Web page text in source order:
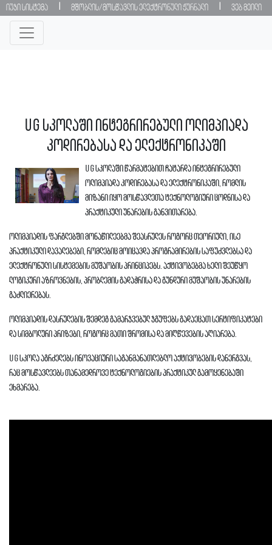
იუჯი სისტემა მშობლის/მოსწავლის ელექტრონული ჟურნალი ვებ მეილი
UG სკოლაში ინტეგრირებული ოლიმპიადა
კოდირებასა და ელექტრონიკაში
UG სკოლაში წარმატებით ჩატარდა ინტეგრირებული
ოლიმპიადა კოდირებასა და ელექტრონიკაში, რომლის
მიზანი იყო მოსწავლეთა ტექნოლოგიური ცოდნისა და
პრაქტიკული უნარების განვითარება.
ოლიმპიადის ფარგლებში მონაწილეებმა შეასრულეს როგორც თეორიული, ისე
პრაქტიკული დავალებები, რომლებიც მოიცავდა პროგრამირების საფუძვლებსა და
ელექტრონული სისტემების მუშაობის პრინციპებს. აქტივობებმა ხელი შეუწყო
ლოგიკური აზროვნების, პრობლემის გადაჭრისა და გუნდური მუშაობის უნარების
გაძლიერებას.
ოლიმპიადის დასრულების შემდეგ გამარჯვებულ ჯგუფებს გადაეცათ სერტიფიკატები
და სიმბოლური პრიზები, როგორც მათი შრომისა და მიღწევების აღიარება.
UG სკოლა აგრძელებს ინოვაციური საგანმანათლებლო აქტივობების დანერგვას,
რაც მოსწავლეებს თანამედროვე ტექნოლოგიების პრაქტიკულ გამოყენებაში
ეხმარება.